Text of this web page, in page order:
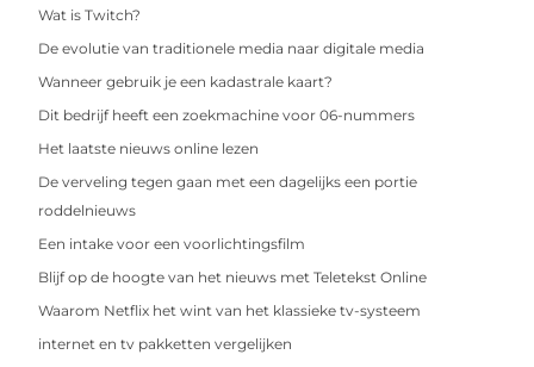
Wat is Twitch?
De evolutie van traditionele media naar digitale media
Wanneer gebruik je een kadastrale kaart?
Dit bedrijf heeft een zoekmachine voor 06-nummers
Het laatste nieuws online lezen
De verveling tegen gaan met een dagelijks een portie
roddelnieuws
Een intake voor een voorlichtingsfilm
Blijf op de hoogte van het nieuws met Teletekst Online
Waarom Netflix het wint van het klassieke tv-systeem
internet en tv pakketten vergelijken